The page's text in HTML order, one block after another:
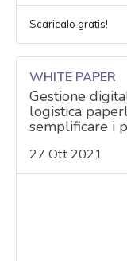
Scaricalo gratis!
WHITE PAPER
Gestione
logistica
semplificare i
27 Ott 2021